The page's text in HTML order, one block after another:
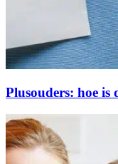
Plusouders: hoe is